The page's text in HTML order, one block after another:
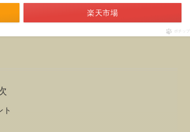
楽天市場
ポチップ
ト